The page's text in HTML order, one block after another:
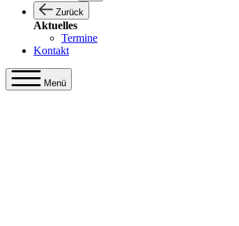
Zurück
Aktuelles
Termine
Kontakt
Menü